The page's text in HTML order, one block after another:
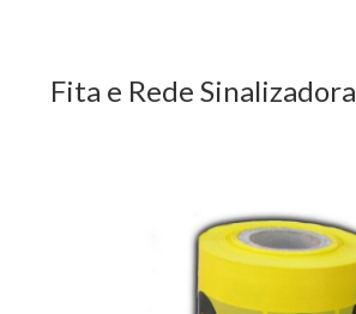
Fita e Rede Sinalizadora